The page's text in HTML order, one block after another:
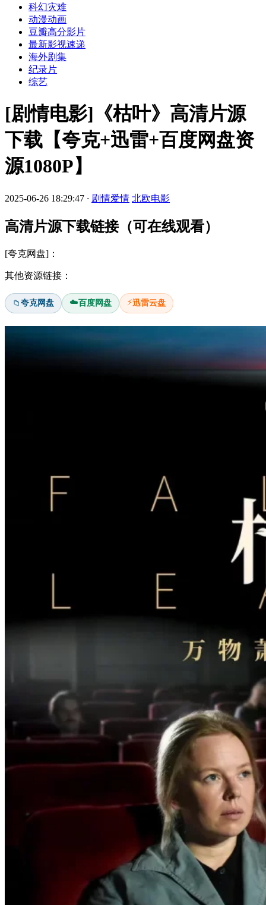
科幻灾难
动漫动画
豆瓣高分影片
最新影视速递
海外剧集
纪录片
综艺
[剧情电影]《枯叶》高清片源
下载【夸克+迅雷+百度网盘资
源1080P】
2025-06-26 18:29:47 · 剧情爱情 北欧电影
高清片源下载链接（可在线观看）
[夸克网盘]：
其他资源链接：
📁夸克网盘 ☁️百度网盘 ⚡迅雷云盘